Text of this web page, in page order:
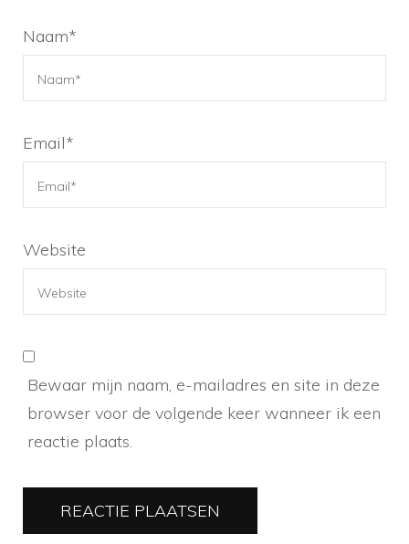
Naam*
Email*
Website
Bewaar mijn naam, e-mailadres en site in deze
browser voor de volgende keer wanneer ik een
reactie plaats.